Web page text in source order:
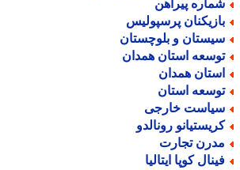
پیراهن
پرسپولیس
و بلوچستان
استان همدان
همدان
استان
خارجی
رونالدو
تجارت
کوپا ایتالیا